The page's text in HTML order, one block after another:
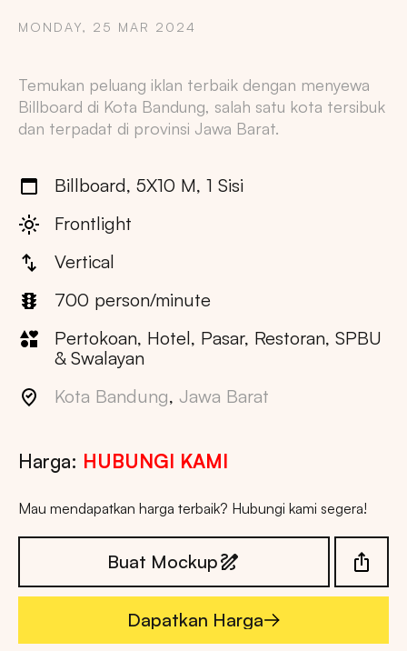
MONDAY, 25 MAR 2024
Temukan peluang iklan terbaik dengan menyewa
Billboard di Kota Bandung, salah satu kota tersibuk
dan terpadat di provinsi Jawa Barat.
Billboard, 5X10 M, 1 Sisi
Frontlight
Vertical
700 person/minute
Pertokoan, Hotel, Pasar, Restoran, SPBU
& Swalayan
Kota Bandung, Jawa Barat
Harga: HUBUNGI KAMI
Mau mendapatkan harga terbaik? Hubungi kami segera!
Buat Mockup
Dapatkan Harga
Dapatkan Harga
Copy